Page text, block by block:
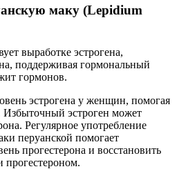
маку (Lepidium
выработке эстрогена,
поддерживая гормональный
гормонов.
эстрогена у женщин, помогая
Избыточный эстроген может
Регулярное употребление
перуанской помогает
прогестерона и восстановить
прогестероном.